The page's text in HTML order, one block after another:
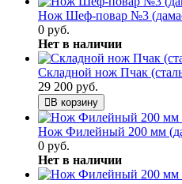
Нож Шеф-повар №3
0 руб.
Нет в наличии
Складной нож Пчак
29 200 руб.
В корзину
Нож Филейный 200 мм
0 руб.
Нет в наличии